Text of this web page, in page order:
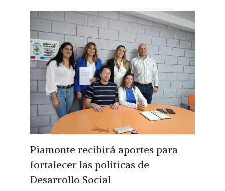
Piamonte recibirá aportes para
fortalecer las políticas de
Desarrollo Social